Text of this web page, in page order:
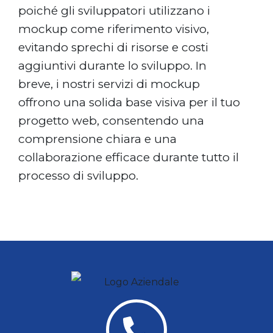
poiché gli sviluppatori utilizzano i
mockup come riferimento visivo,
evitando sprechi di risorse e costi
aggiuntivi durante lo sviluppo. In
breve, i nostri servizi di mockup
offrono una solida base visiva per il tuo
progetto web, consentendo una
comprensione chiara e una
collaborazione efficace durante tutto il
processo di sviluppo.